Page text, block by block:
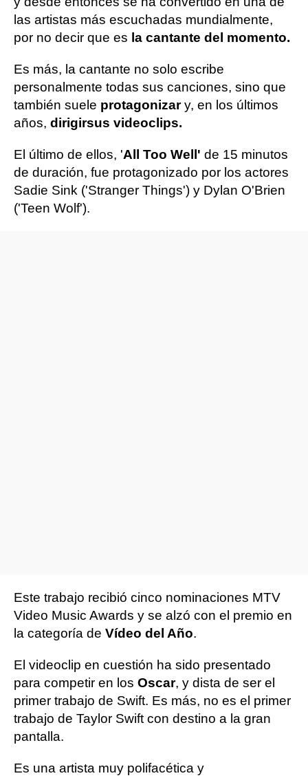
las artistas más escuchadas mundialmente,
por no decir que es la cantante del momento.
Es más, la cantante no solo escribe
personalmente todas sus canciones, sino que
también suele protagonizary, en los últimos
años, dirigirsus videoclips.
El último de ellos, 'All Too Well' de 15 minutos
de duración, fue protagonizado por los actores
Sadie Sink ('Stranger Things') y Dylan O'Brien
('Teen Wolf').
Este trabajo recibió cinco nominaciones MTV
Video Music Awards y se alzó con el premio en
la categoría de Vídeo del Año.
El videoclip en cuestión ha sido presentado
para competir en los Oscar, y dista de ser el
primer trabajo de Swift. Es más, no es el primer
trabajo de Taylor Swift con destino a la gran
pantalla.
Es una artista muy polifacética y